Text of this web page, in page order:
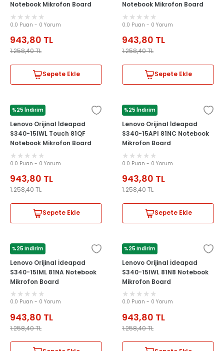
Notebook Mikrofon Board
0.0 Puan - 0 Yorum
943,80 TL
1.258,40TL
Sepete Ekle
Notebook Mikrofon Board
0.0 Puan - 0 Yorum
943,80 TL
1.258,40TL
Sepete Ekle
%25 İndirim
LENOVO
Lenovo Orijinal İdeapad
S340-15IWL Touch 81QF
Notebook Mikrofon Board
0.0 Puan - 0 Yorum
943,80 TL
1.258,40TL
Sepete Ekle
%25 İndirim
LENOVO
Lenovo Orijinal İdeapad
S340-15API 81NC Notebook
Mikrofon Board
0.0 Puan - 0 Yorum
943,80 TL
1.258,40TL
Sepete Ekle
%25 İndirim
LENOVO
Lenovo Orijinal İdeapad
S340-15IML 81NA Notebook
Mikrofon Board
0.0 Puan - 0 Yorum
943,80 TL
1.258,40TL
%25 İndirim
LENOVO
Lenovo Orijinal İdeapad
S340-15IWL 81N8 Notebook
Mikrofon Board
0.0 Puan - 0 Yorum
943,80 TL
1.258,40TL